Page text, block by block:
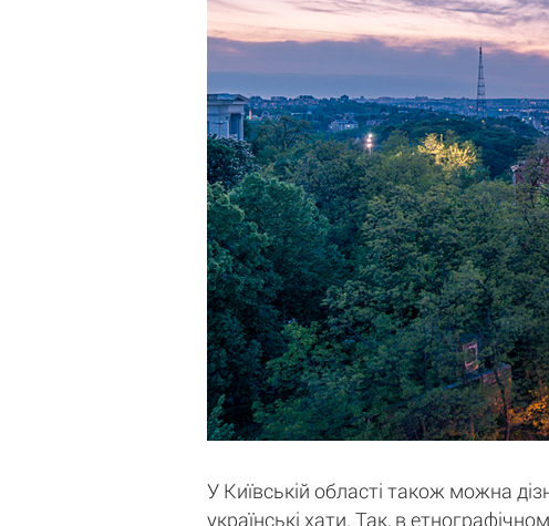
У Київській області також можна
українські хати. Так, в